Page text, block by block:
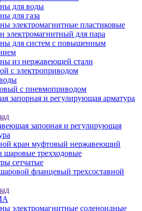
для воды
для газа
электромагнитные пластиковые
электромагнитный для пара
для систем с повышенным
из нержавеющей стали
с электроприводом
с пневмоприводом
запорная и регулирующая арматура
запорная и регулирующая
кран муфтовый нержавеющий
шаровые трехходовые
сетчатые
фланцевый трехсоставной
электромагнитные соленоидные